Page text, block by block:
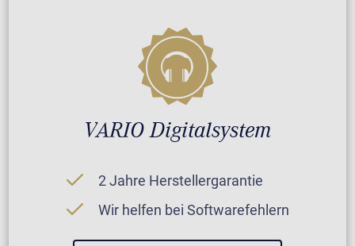
VARIO Digitalsystem
2 Jahre Herstellergarantie
Wir helfen bei Softwarefehlern